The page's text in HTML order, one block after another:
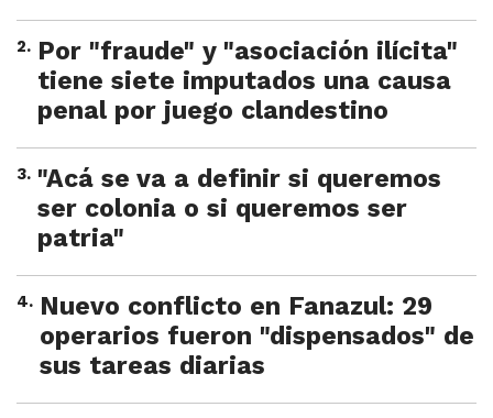
2. Por "fraude" y "asociación ilícita"
tiene siete imputados una causa
penal por juego clandestino
3. "Acá se va a definir si queremos
ser colonia o si queremos ser
patria"
4. Nuevo conflicto en Fanazul: 29
operarios fueron "dispensados" de
sus tareas diarias